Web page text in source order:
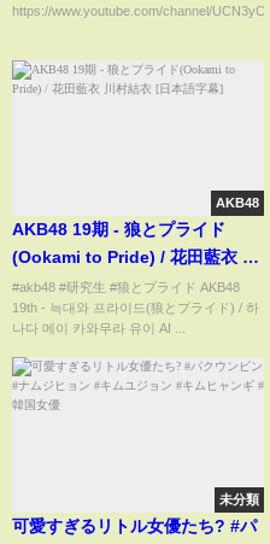
https://www.youtube.com/channel/
AKB48
AKB48 19期 - 狼とプライド
(Ookami to Pride) / 花田藍衣 川
村結衣 [日本語字幕]
#akb48 #研究生 #狼とプライド AKB48
19th - 늑대와 프라이드(狼とプライド) / 하
나다 메이 카와무라 유이 AI ...
未分類
可愛すぎるリトル女優たち? #パ